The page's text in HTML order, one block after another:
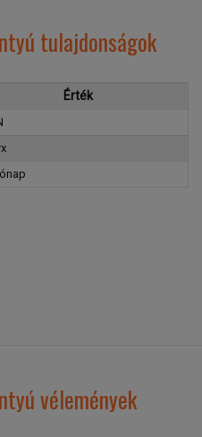
tulajdonságok
Érték
vélemények